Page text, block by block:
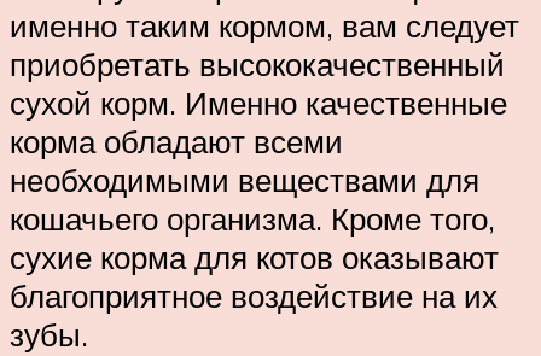
именно таким кормом, вам следует
приобретать высококачественный
сухой корм. Именно качественные
корма обладают всеми
необходимыми веществами для
кошачьего организма. Кроме того,
сухие корма для котов оказывают
благоприятное воздействие на их
зубы.